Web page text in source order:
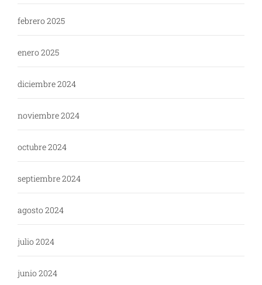
febrero 2025
enero 2025
diciembre 2024
noviembre 2024
octubre 2024
septiembre 2024
agosto 2024
julio 2024
junio 2024